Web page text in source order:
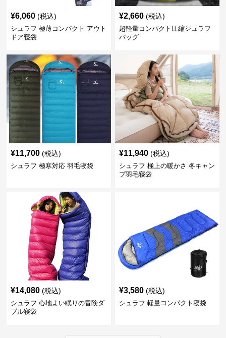
¥6,060 (税込)
シュラフ 極薄コンパクト アウト
ドア寝袋
¥2,660 (税込)
超軽量コンパクト圧縮シュラフ
バッグ
¥11,700 (税込)
シュラフ 極寒対応 羽毛寝袋
¥11,940 (税込)
シュラフ 極上の暖かさ 冬キャン
プ羽毛寝袋
¥14,080 (税込)
シュラフ 心地よい眠りの冒険ダ
ブル寝袋
¥3,580 (税込)
シュラフ 軽量コンパクト寝袋